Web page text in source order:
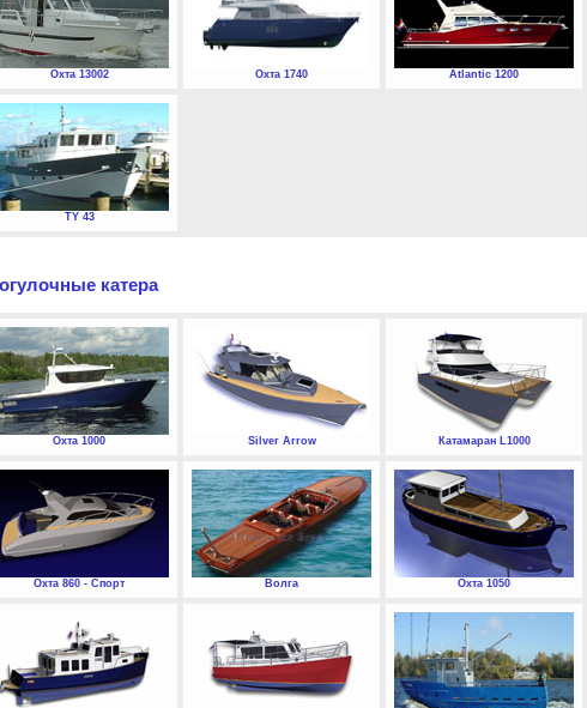
Охта 13002 Охта 1740 Atlantic 1200
TY 43
катера
Охта 1000 Silver Arrow Катамаран L1000
Охта 860 - Спорт Волга Охта 1050